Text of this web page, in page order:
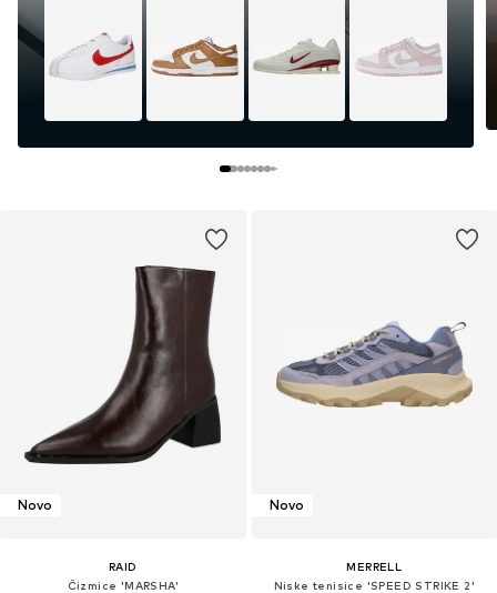
Novo
RAID
Čizmice 'MARSHA'
Novo
MERRELL
Niske tenisice 'SPEED STRIKE 2'